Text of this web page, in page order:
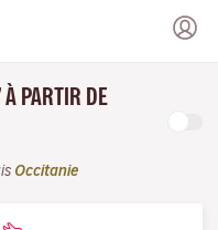
PARTIR DE
Occitanie